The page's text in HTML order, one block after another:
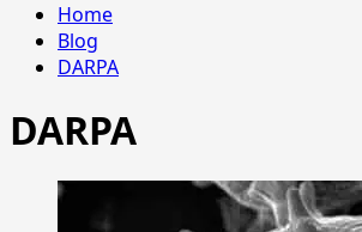
Home
Blog
DARPA
DARPA